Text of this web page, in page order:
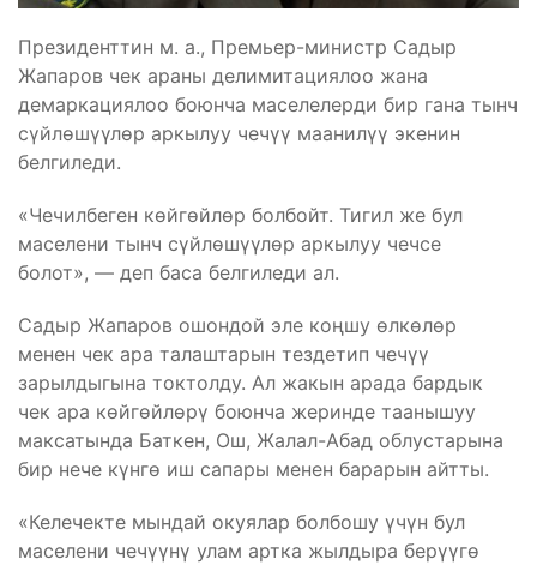
Президенттин м. а., Премьер-министр Садыр
Жапаров чек араны делимитациялоо жана
демаркациялоо боюнча маселелерди бир гана тынч
сүйлөшүүлөр аркылуу чечүү маанилүү экенин
белгиледи.
«Чечилбеген көйгөйлөр болбойт. Тигил же бул
маселени тынч сүйлөшүүлөр аркылуу чечсе
болот», — деп баса белгиледи ал.
Садыр Жапаров ошондой эле коңшу өлкөлөр
менен чек ара талаштарын тездетип чечүү
зарылдыгына токтолду. Ал жакын арада бардык
чек ара көйгөйлөрү боюнча жеринде таанышуу
максатында Баткен, Ош, Жалал-Абад облустарына
бир нече күнгө иш сапары менен барарын айтты.
«Келечекте мындай окуялар болбошу үчүн бул
маселени чечүүнү улам артка жылдыра берүүгө